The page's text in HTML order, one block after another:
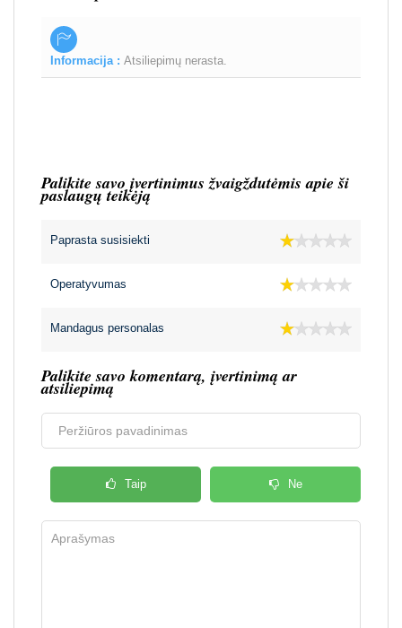
Informacija : Atsiliepimų nerasta.
Palikite savo įvertinimus žvaigždutėmis apie ši
paslaugų teikėją
Paprasta susisiekti
Operatyvumas
Mandagus personalas
Palikite savo komentarą, įvertinimą ar
atsiliepimą
Taip Ne